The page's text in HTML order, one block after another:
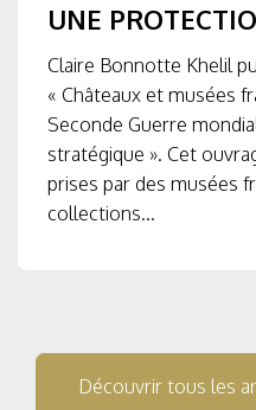
UNE
Claire Bonnotte Khelil
« Châteaux et musées
Seconde Guerre
stratégique ». Cet
prises par des musées
collections...
Découvrir tous les